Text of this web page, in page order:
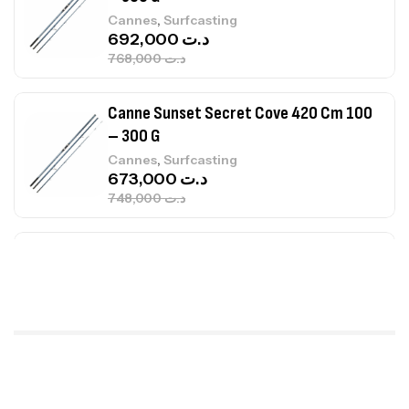
– 300 G
Cannes,Surfcasting
د.ت
د.ت 673,000
Canne Jigging Sunset Massive Attack
1.83m 120/250gr 30kg
Cannes,Jigging
د.ت
د.ت340,000